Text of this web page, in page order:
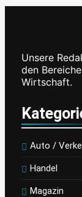
Unsere
den
Wirtschaft.
Auto /
Handel
Magazin